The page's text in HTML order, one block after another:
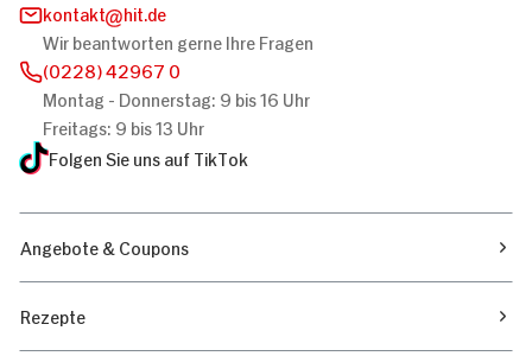
kontakt
hit.de
Wir beantworten gerne Ihre Fragen
(0228) 42967 0
Montag - Donnerstag: 9 bis 16 Uhr
Freitags: 9 bis 13 Uhr
Folgen Sie uns auf TikTok
Angebote & Coupons
Rezepte